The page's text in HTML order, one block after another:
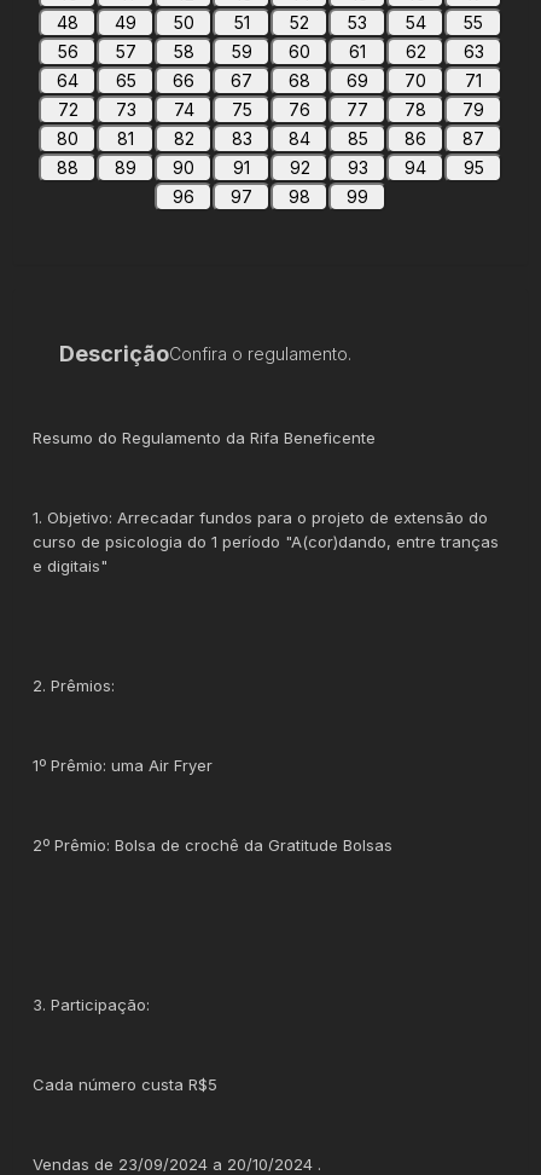
48
49 50 51 52 53 54
55
56
57 58 59 60 61 62
63
64
65 66 67 68 69 70
71
72
73 74 75 76 77 78
79
80
81 82 83 84 85 86
87
88
89 90 91 92 93 94
95
96
97 98 99
DescriçãoConfira o regulamento.
Resumo do Regulamento da Rifa Beneficente
1. Objetivo: Arrecadar fundos para o projeto de extensão do
curso de psicologia do 1 período "A(cor)dando, entre tranças
e digitais"
2. Prêmios:
1º Prêmio: uma Air Fryer
2º Prêmio: Bolsa de crochê da Gratitude Bolsas
3. Participação:
Cada número custa R$5
Vendas de 23/09/2024 a 20/10/2024 .